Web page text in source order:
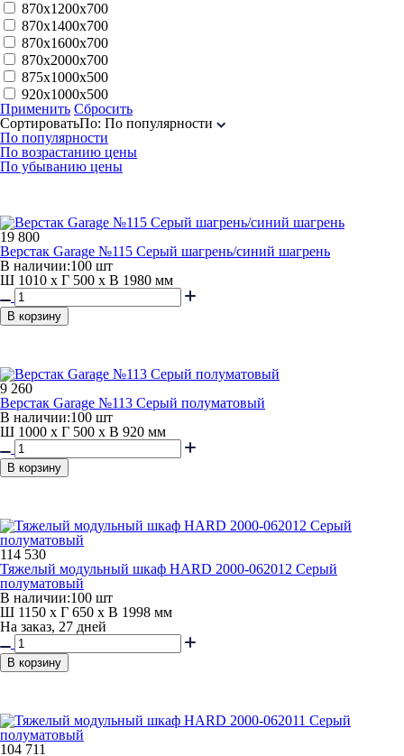
870х1200х700
870х1400х700
870х1600х700
870х2000х700
875х1000х500
920x1000x500
Применить Сбросить
СортироватьПо: По популярности
По популярности
По возрастанию цены
По убыванию цены
19 800
Верстак Garage №115 Серый шагрень/синий шагрень
В наличии:100 шт
Ш 1010 x Г 500 x В 1980 мм
В корзину
9 260
Верстак Garage №113 Серый полуматовый
В наличии:100 шт
Ш 1000 x Г 500 x В 920 мм
В корзину
114 530
Тяжелый модульный шкаф HARD 2000-062012 Серый
полуматовый
В наличии:100 шт
Ш 1150 x Г 650 x В 1998 мм
На заказ, 27 дней
В корзину
104 711